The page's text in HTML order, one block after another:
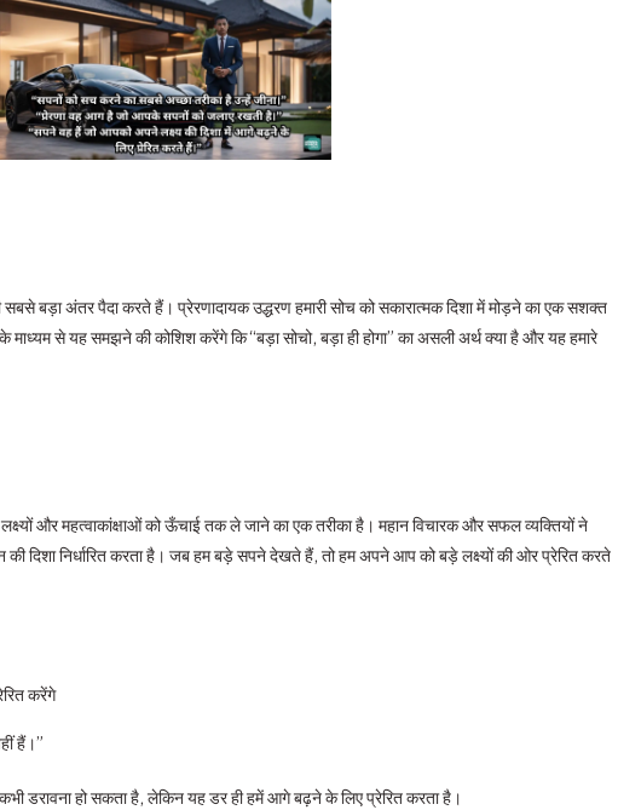
प्रेरणादायक
उद्धरण
बड़ा अंतर पैदा करते हैं। प्रेरणादायक उद्धरण हमारी सोच को सकारात्मक दिशा में मोड़ने का एक सशक्त
से यह समझने की कोशिश करेंगे कि “बड़ा सोचो, बड़ा ही होगा” का असली अर्थ क्या है और यह हमारे
और महत्वाकांक्षाओं को ऊँचाई तक ले जाने का एक तरीका है। महान विचारक और सफल व्यक्तियों ने
दिशा निर्धारित करता है। जब हम बड़े सपने देखते हैं, तो हम अपने आप को बड़े लक्ष्यों की ओर प्रेरित करते
करेंगे
हैं।”
डरावना हो सकता है, लेकिन यह डर ही हमें आगे बढ़ने के लिए प्रेरित करता है।